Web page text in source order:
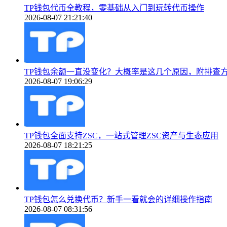
TP钱包代币全教程，零基础从入门到玩转代币操作
2026-08-07 21:21:40
TP钱包余额一直没变化？大概率是这几个原因，附排查
2026-08-07 19:06:29
TP钱包全面支持ZSC，一站式管理ZSC资产与生态应用
2026-08-07 18:21:25
TP钱包怎么兑换代币？新手一看就会的详细操作指南
2026-08-07 08:31:56